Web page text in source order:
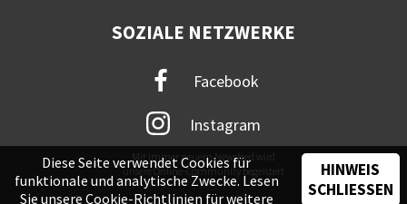
SOZIALE NETZWERKE
Facebook
Instagram
Mit immer neuem Newsfeed wird
unsere Online-Community begeistert
Diese Seite verwendet Cookies für
funktionale und analytische Zwecke. Lesen
Sie unsere Cookie-Richtlinien für weitere
HINWEIS
SCHLIESSEN